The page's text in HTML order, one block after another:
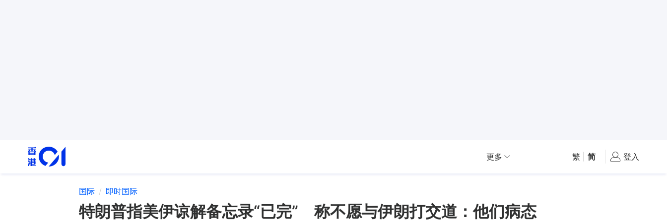
更多 繁 简 登入
国际 即时国际
特朗普指美伊谅解备忘录“已完” 称不愿与伊朗打交道：他们病态